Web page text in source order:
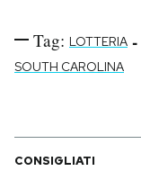
Tag: LOTTERIA -
SOUTH CAROLINA
CONSIGLIATI